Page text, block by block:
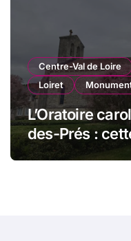
Centre-Val de Loire
Loiret
L’Oratoire
des-Prés :
magnifique